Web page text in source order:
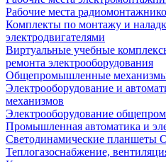
Рабочие места
Комплекты по монтажу и
электродвигателями
Виртуальные учебные
ремонта электрооборудования
Общепромышленные
Электрооборудование и
механизмов
Электрооборудование
Промышленная автоматика и
Светодинамические планшеты
Теплогазоснабжение,